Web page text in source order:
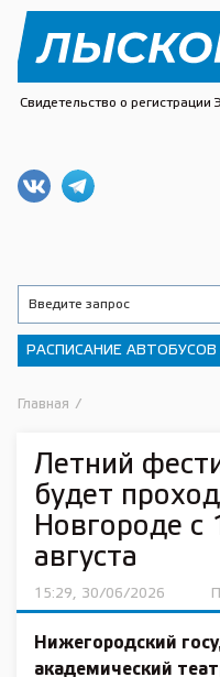
Свидетельство о
РАСПИСАНИЕ АВТОБУСОВ
Главная /
Летний
будет
Новгороде с
августа
15:29, 30/06/2026
Нижегородский
академический